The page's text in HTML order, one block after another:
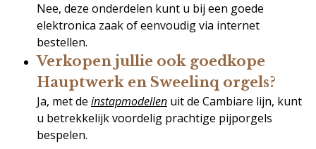
Nee, deze onderdelen kunt u bij een goede
elektronica zaak of eenvoudig via internet
bestellen.
Verkopen jullie ook goedkope
Hauptwerk en Sweelinq orgels?
Ja, met de instapmodellen uit de Cambiare lijn, kunt
u betrekkelijk voordelig prachtige pijporgels
bespelen.